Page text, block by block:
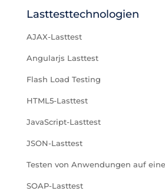
Lasttesttechnologien
AJAX-Lasttest
Angularjs Lasttest
Flash Load Testing
HTML5-Lasttest
JavaScript-Lasttest
JSON-Lasttest
Testen von Anwendungen auf
SOAP-Lasttest